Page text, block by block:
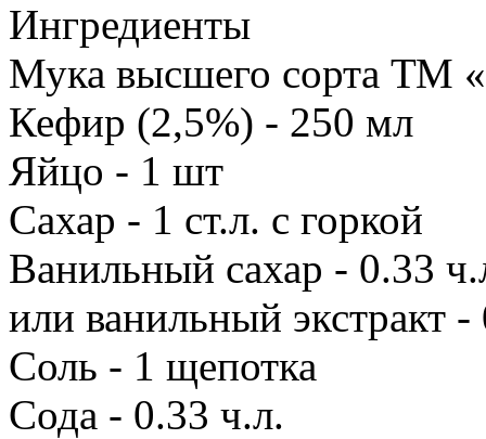
Ингредиенты
Мука высшего сорта ТМ
Кефир (2,5%) - 250 мл
Яйцо - 1 шт
Сахар - 1 ст.л. с горкой
Ванильный сахар - 0.33
или ванильный экстракт -
Соль - 1 щепотка
Сода - 0.33 ч.л.